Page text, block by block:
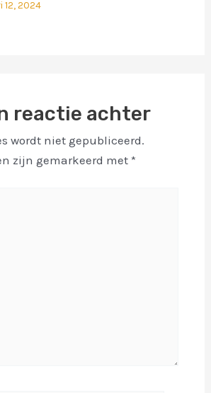
12, 2024
reactie achter
wordt niet gepubliceerd.
zijn gemarkeerd met *